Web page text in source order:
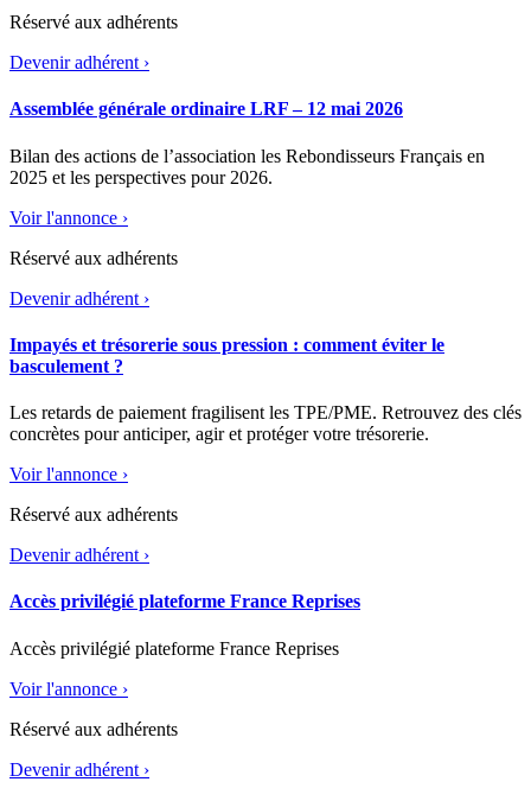
Réservé aux adhérents
Devenir adhérent ›
Assemblée générale ordinaire LRF – 12 mai 2026
Bilan des actions de l’association les Rebondisseurs Français en
2025 et les perspectives pour 2026.
Voir l'annonce ›
Réservé aux adhérents
Devenir adhérent ›
Impayés et trésorerie sous pression : comment éviter le
basculement ?
Les retards de paiement fragilisent les TPE/PME. Retrouvez des clés
concrètes pour anticiper, agir et protéger votre trésorerie.
Voir l'annonce ›
Réservé aux adhérents
Devenir adhérent ›
Accès privilégié plateforme France Reprises
Accès privilégié plateforme France Reprises
Voir l'annonce ›
Réservé aux adhérents
Devenir adhérent ›